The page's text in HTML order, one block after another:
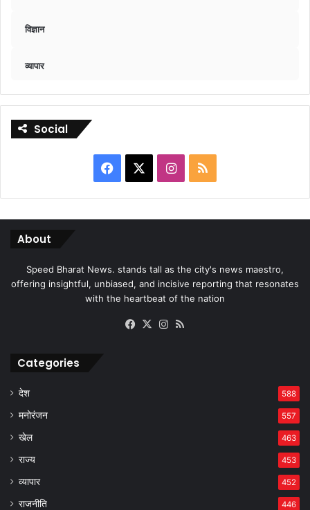
विज्ञान
व्यापार
Social
Facebook Instagram
RSS
About
Speed Bharat News. stands tall as the city's news maestro,
offering insightful, unbiased, and incisive reporting that resonates
with the heartbeat of the nation
Facebook
X Instagram
Categories
देश 588
मनोरंजन 557
खेल 463
राज्य 453
व्यापार 452
राजनीति 446